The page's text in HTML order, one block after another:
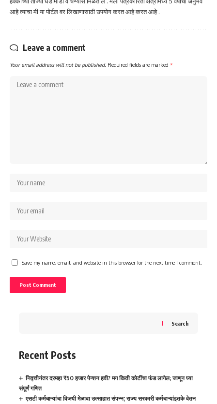
आहे त्याचा मी या पोर्टल वर लिखाणासाठी उपयोग करत आहे करत आहे .
Leave a comment
Your email address will not be published. Required fields are marked *
Save my name, email, and website in this browser for the next time I comment.
Search
Recent Posts
निवृत्तीनंतर दरमहा ₹50 हजार पेन्शन हवी? मग किती कोटींचा फंड लागेल; जाणून घ्या
संपूर्ण गणित
एसटी कर्मचाऱ्यांचा विजयी मेळावा उत्साहात संपन्न; राज्य सरकारी कर्मचाऱ्यांइतके वेतन